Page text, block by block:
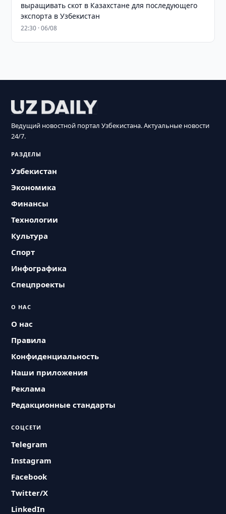
выращивать скот в Казахстане для последующего
экспорта в Узбекистан
22:30 · 06/08
Ведущий новостной портал Узбекистана. Актуальные новости
24/7.
РАЗДЕЛЫ
Узбекистан
Экономика
Финансы
Технологии
Культура
Спорт
Инфографика
Спецпроекты
О НАС
О нас
Правила
Конфиденциальность
Наши приложения
Реклама
Редакционные стандарты
СОЦСЕТИ
Telegram
Instagram
Facebook
Twitter/X
LinkedIn